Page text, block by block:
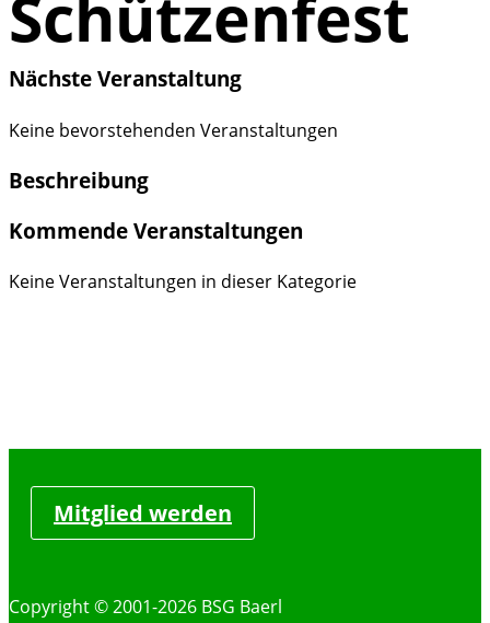
Schützenfest
Nächste Veranstaltung
Keine bevorstehenden Veranstaltungen
Beschreibung
Kommende Veranstaltungen
Keine Veranstaltungen in dieser Kategorie
Mitglied werden
Copyright © 2001-2026 BSG Baerl